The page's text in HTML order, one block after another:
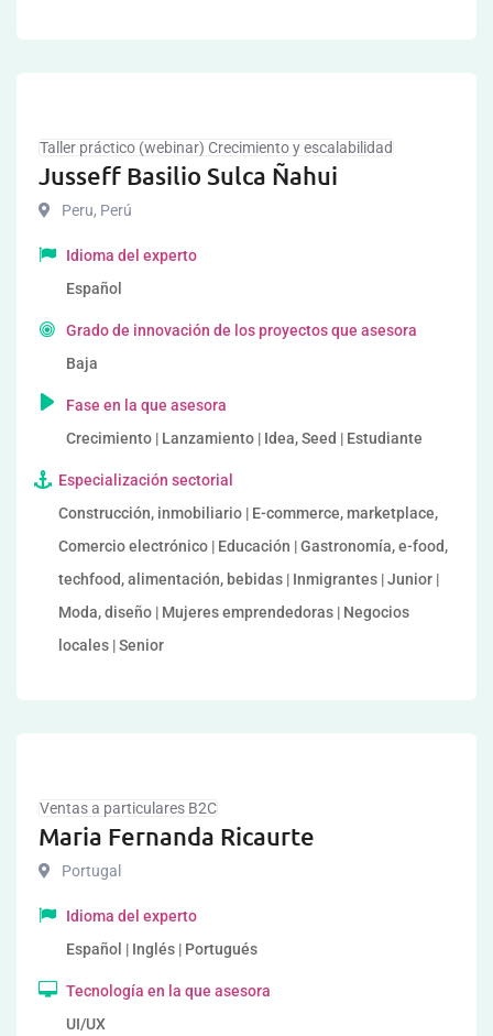
Taller práctico (webinar) Crecimiento y escalabilidad
Jusseff Basilio Sulca Ñahui
Peru, Perú
Idioma del experto
Español
Grado de innovación de los proyectos que asesora
Baja
Fase en la que asesora
Crecimiento | Lanzamiento | Idea, Seed | Estudiante
Especialización sectorial
Construcción, inmobiliario | E-commerce, marketplace,
Comercio electrónico | Educación | Gastronomía, e-food,
techfood, alimentación, bebidas | Inmigrantes | Junior |
Moda, diseño | Mujeres emprendedoras | Negocios
locales | Senior
Ventas a particulares B2C
Maria Fernanda Ricaurte
Portugal
Idioma del experto
Español | Inglés | Portugués
Tecnología en la que asesora
UI/UX